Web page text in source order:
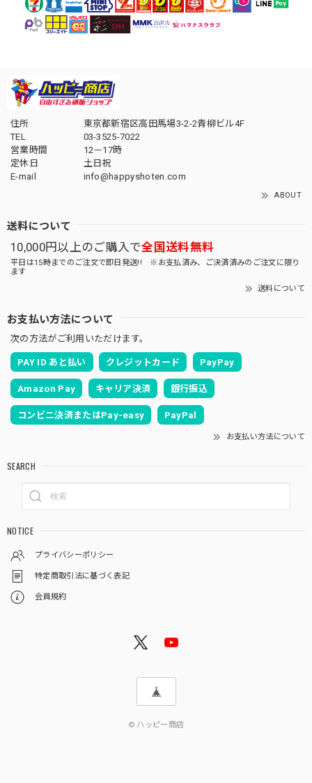
住所
東京都新宿区高田馬場3-2-2青柳ビル4F
TEL
03-3525-7022
営業時間
12－17時
定休日
土日祝
E-mail
info@happyshoten.com
ABOUT
送料について
10,000円以上のご購入で全国送料無料
平日は15時までのご注文で即日発送!! ※お支払済み、ご決済済みのご注文に限り
ます
送料について
お支払い方法について
次の方法がご利用いただけます。
PAY ID あと払い クレジットカード PayPay
Amazon Pay キャリア決済 銀行振込
コンビニ決済またはPay-easy PayPal
お支払い方法について
SEARCH
NOTICE
プライバシーポリシー
特定商取引法に基づく表記
会員規約
© ハッピー商店